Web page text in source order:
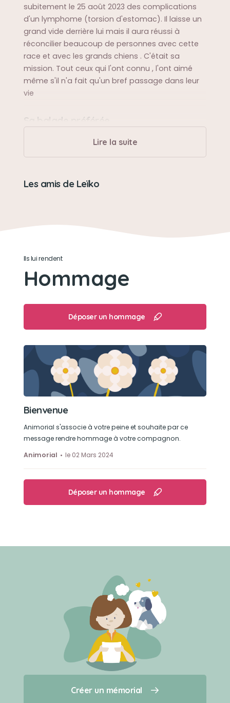
Créer un mémorial
Qui sommes-nous ?
subitement le 25 août 2023 des complications
d'un lymphome (torsion d'estomac). Il laisse un
grand vide derrière lui mais il aura réussi à
réconcilier beaucoup de personnes avec cette
race et avec les grands chiens . C'était sa
mission. Tout ceux qui l'ont connu , l'ont aimé
même s'il n'a fait qu'un bref passage dans leur
vie
Sa balade préférée
En forêt et ramasser les branches
Son caractère
Il en avait plusieurs : ses peluches, sa balle corde
, sa corde
Son loisir préféré
Jouer à la balle , tirer sa corde
Lire la suite
Les amis de Leïko
Ils lui rendent
Hommage
Déposer un hommage
Bienvenue
Animorial s'associe à votre peine et souhaite par ce
message rendre hommage à votre compagnon.
Animorial
le 02 Mars 2024
Déposer un hommage
Créer un mémorial